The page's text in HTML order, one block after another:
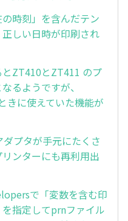
の時刻」を含んだテン
しい日時が印刷され
ZT410とZT411 のプ
るようですが、
に使えていた機能が
ダプタが手元にたくさ
ンターにも再利用出
で「変数を含む印
指定してprnファイル